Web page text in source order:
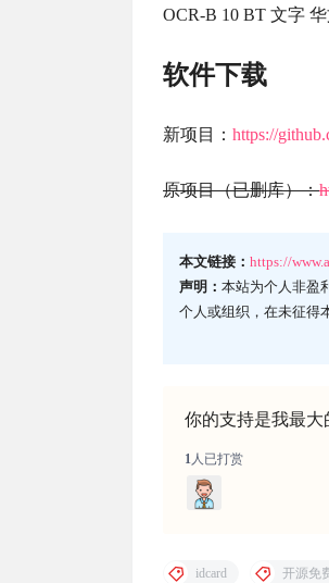
OCR-B 10 BT 文字 华
软件下载
新项目： https://
原项目（已删库）：
本文链接： https://
声明： 本站为个人非盈
个人或组织，在未征得
你的支持是我最大
1人已打赏
idcard 开源免